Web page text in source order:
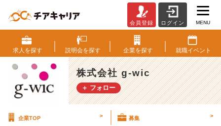
1
期
目
最
後！
5
会員登録 ログイン MENU
求人を探す 説明会を探す 企業を探す 就職イベント
株式会社 g-wic
＋ フォロー
企業TOP > 募集 >